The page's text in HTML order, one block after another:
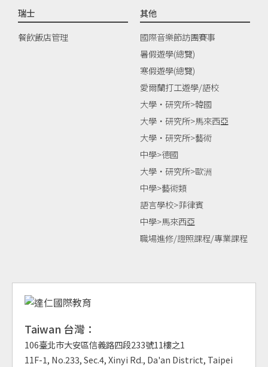
瑞士
餐飲飯店管理
其他
國際音樂節訪團賽事
暑假遊學(總覽)
寒假遊學(總覽)
愛爾蘭打工遊學/語校
大學‧研究所>韓國
大學‧研究所>馬來西亞
大學‧研究所>藝術
中學>德國
大學‧研究所>歐洲
中學>藝術類
語言學校>菲律賓
中學>馬來西亞
職場進修/證照課程/專業課程
Taiwan 台灣：
106臺北市大安區信義路四段233號11樓之1
11F-1, No.233, Sec.4, Xinyi Rd., Da'an District, Taipei